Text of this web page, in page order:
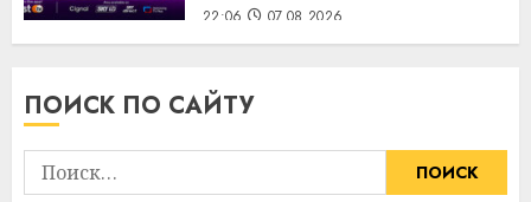
22:06 07.08.2026
ПОИСК ПО САЙТУ
Найти: